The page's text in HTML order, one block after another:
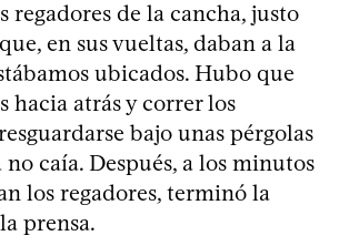
regadores de la cancha, justo
en sus vueltas, daban a la
ubicados. Hubo que
hacia atrás y correr los
bajo unas pérgolas
caía. Después, a los minutos
los regadores, terminó la
prensa.